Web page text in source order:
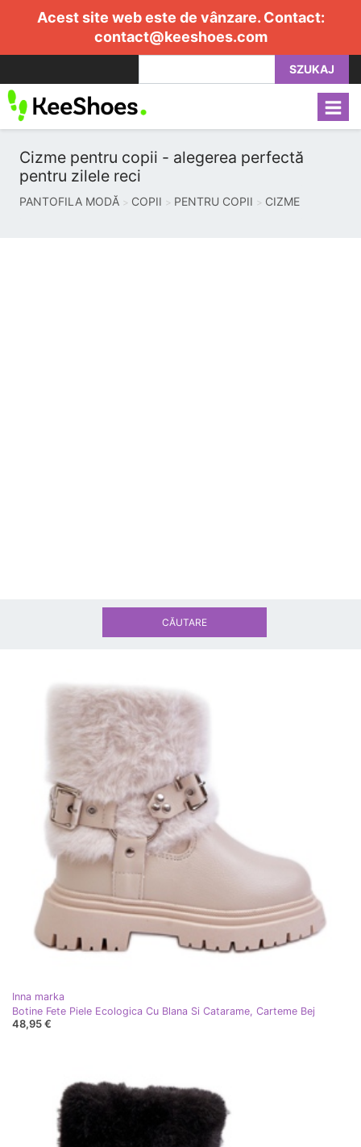
Acest site web este de vânzare. Contact:
contact@keeshoes.com
SZUKAJ
Cizme pentru copii - alegerea perfectă
pentru zilele reci
PANTOFILA MODĂ COPII PENTRU COPII CIZME
Inna marka
Botine Fete Piele Ecologica Cu Blana Si Catarame, Carteme Bej
48,95 €
CĂUTARE